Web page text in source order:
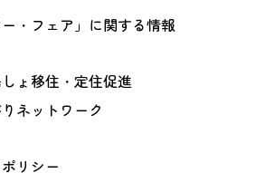
ー・フェア」に関する情報
ょ移住・定住促進
ネットワーク
リシー